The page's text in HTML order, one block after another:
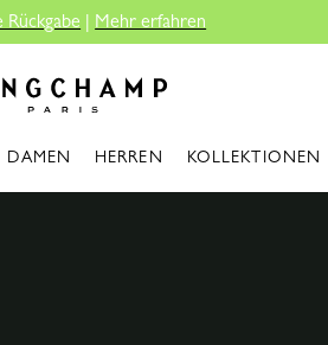
DAMEN HERREN KOLLEKTIONEN